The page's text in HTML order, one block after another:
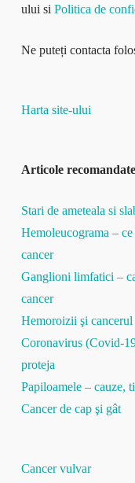
ului si Politica de
Ne puteți contacta
Harta site-ului
Articole recomandate
Stari de ameteala si
Hemoleucograma –
cancer
Ganglioni limfatici –
cancer
Hemoroizii şi cancerul
Coronavirus (Covid-
proteja
Papiloamele – cauze,
Cancer de cap şi gât
Cancer vulvar